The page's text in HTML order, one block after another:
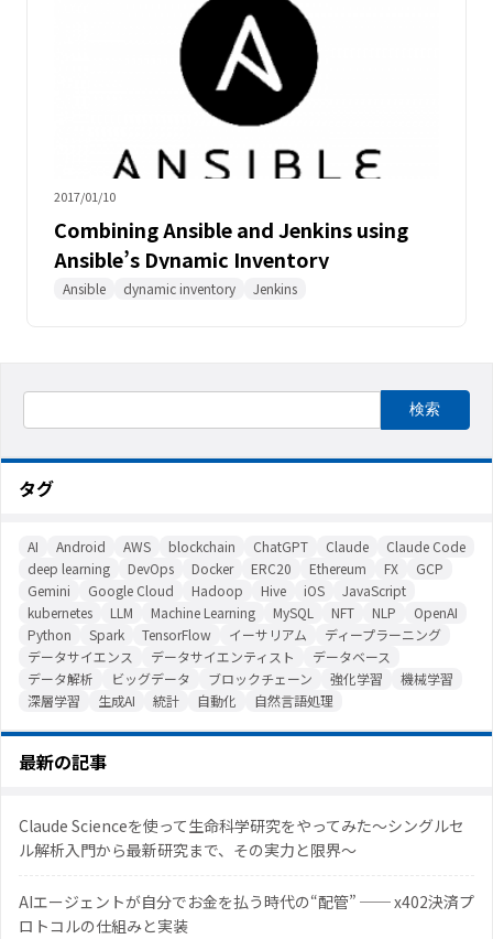
2017/01/10
Combining Ansible and Jenkins using
Ansible’s Dynamic Inventory
Ansible dynamic inventory Jenkins
タグ
AI Android AWS blockchain ChatGPT Claude
Claude Code
deep learning
DevOps Docker ERC20 Ethereum FX
GCP
Gemini
Google Cloud Hadoop Hive iOS
JavaScript
kubernetes
LLM Machine Learning MySQL NFT NLP
OpenAI
Python
Spark TensorFlow イーサリアム
ディープラーニング
データサイエンス
データサイエンティスト
データベース
データ解析
ビッグデータ ブロックチェーン 強化学習
機械学習
深層学習
生成AI 統計 自動化 自然言語処理
最新の記事
Claude Scienceを使って生命科学研究をやってみた〜シングルセ
ル解析入門から最新研究まで、その実力と限界〜
AIエージェントが自分でお金を払う時代の“配管” ── x402決済プ
ロトコルの仕組みと実装